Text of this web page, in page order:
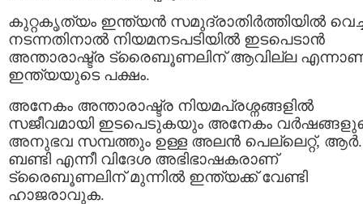
കുറ്റകൃത്യം ഇന്ത്യൻ സമുദ്രാതിർത്തിയിൽ
നടന്നതിനാൽ നിയമനടപടിയിൽ ഇടപെടാൻ
അന്താരാഷ്ട്ര ട്രൈബൂണലിന് ആവില്ല
ഇന്ത്യയുടെ പക്ഷം.
അനേകം അന്താരാഷ്ട്ര നിയമപ്രശ്നങ്ങളിൽ
സജീവമായി ഇടപെടുകയും അനേകം
അനുഭവ സമ്പത്തും ഉള്ള അലൻ പെല്ലെറ്റ്, ആർ.
ബണ്ടി എന്നീ വിദേശ അഭിഭാഷകരാണ്
ട്രൈബൂണലിന് മുന്നിൽ ഇന്ത്യക്ക് വേണ്ടി
ഹാജരാവുക.